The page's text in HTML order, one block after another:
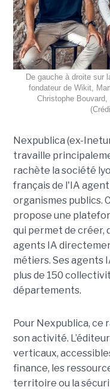
De gauche à droite sur
fondateur de Wikit,
Christophe
Nexpublica (ex-
travaille
rachète la société
français de l'IA
organismes publics.
propose une
qui permet de créer,
agents IA
métiers. Ses agents
plus de 150
départements.
Pour Nexpublica,
son activité.
verticaux,
finance, les
territoire ou la